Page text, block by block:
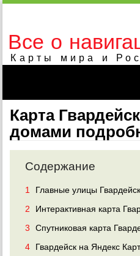
Все о
Карты мира и
Карта
домами
Содержание
1
Главные улицы
2
Интерактивная карта
3
Спутниковая карта
4
Гвардейск на Яндекс